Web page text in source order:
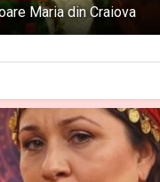
Maria din Craiova